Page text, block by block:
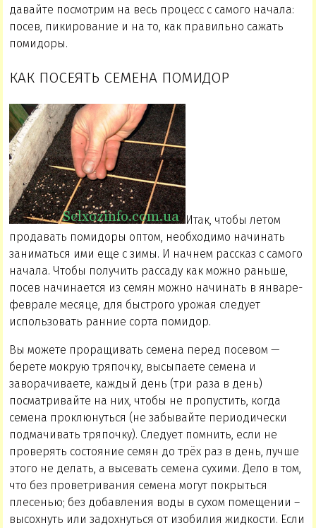
давайте посмотрим на весь процесс с самого начала:
посев, пикирование и на то, как правильно сажать
помидоры.
КАК ПОСЕЯТЬ СЕМЕНА ПОМИДОР
Итак, чтобы летом
продавать помидоры оптом, необходимо начинать
заниматься ими еще с зимы. И начнем рассказ с самого
начала. Чтобы получить рассаду как можно раньше,
посев начинается из семян можно начинать в январе-
феврале месяце, для быстрого урожая следует
использовать ранние сорта помидор.
Вы можете проращивать семена перед посевом —
берете мокрую тряпочку, высыпаете семена и
заворачиваете, каждый день (три раза в день)
посматривайте на них, чтобы не пропустить, когда
семена проклюнуться (не забывайте периодически
подмачивать тряпочку). Следует помнить, если не
проверять состояние семян до трёх раз в день, лучше
этого не делать, а высевать семена сухими. Дело в том,
что без проветривания семена могут покрыться
плесенью; без добавления воды в сухом помещении –
высохнуть или задохнуться от изобилия жидкости. Если